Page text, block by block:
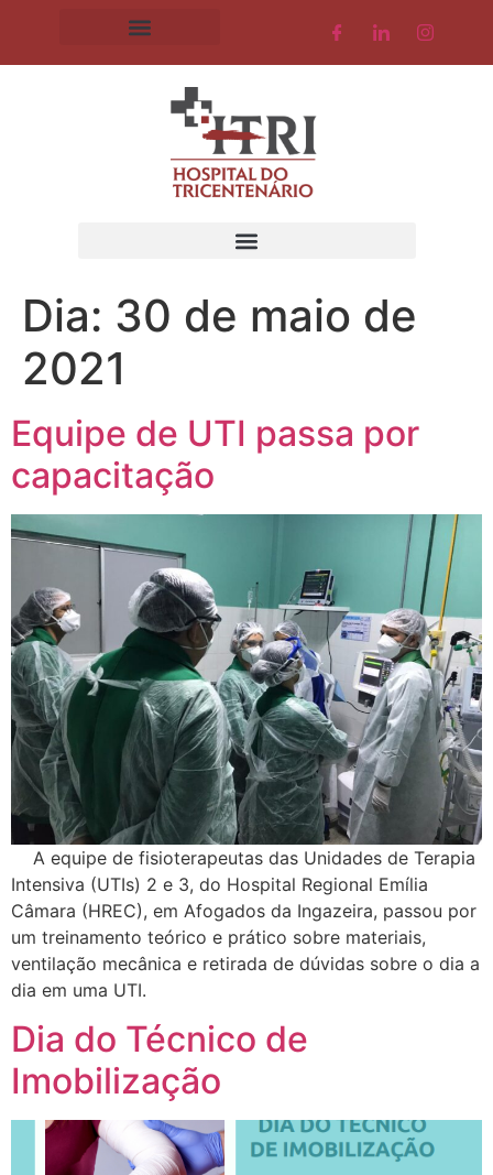
Dia: 30 de maio de
2021
Equipe de UTI passa por
capacitação
A equipe de fisioterapeutas das Unidades de Terapia
Intensiva (UTIs) 2 e 3, do Hospital Regional Emília
Câmara (HREC), em Afogados da Ingazeira, passou por
um treinamento teórico e prático sobre materiais,
ventilação mecânica e retirada de dúvidas sobre o dia a
dia em uma UTI.
Dia do Técnico de
Imobilização